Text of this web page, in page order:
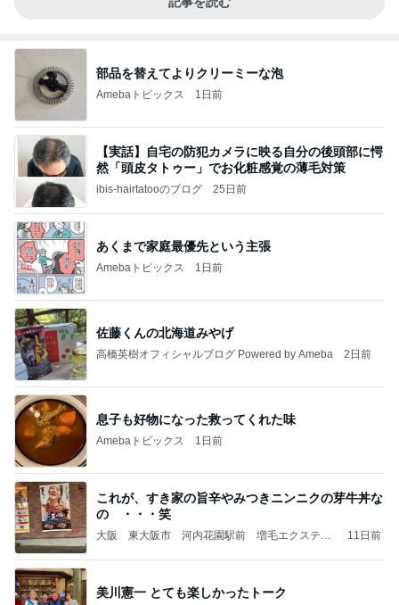
部品を替えてよりクリーミーな泡
Amebaトピックス 1日前
【実話】自宅の防犯カメラに映る自分の後頭部に愕
然「頭皮タトゥー」でお化粧感覚の薄毛対策
ibis-hairtatooのブログ 25日前
あくまで家庭最優先という主張
Amebaトピックス 1日前
佐藤くんの北海道みやげ
高橋英樹オフィシャルブログ Powered by Ameba 2日前
息子も好物になった救ってくれた味
Amebaトピックス 1日前
これが、すき家の旨辛やみつきニンニクの芽牛丼な
の ・・・笑
大阪 東大阪市 河内花園駅前 増毛エクステ
室花時計
11日前
美川憲一 とても楽しかったトーク